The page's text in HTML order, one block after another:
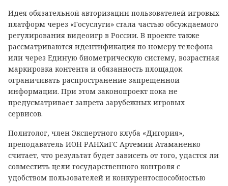
Идея обязательной авторизации пользователей игровых
платформ через «Госуслуги» стала частью обсуждаемого
регулирования видеоигр в России. В проекте также
рассматриваются идентификация по номеру телефона
или через Единую биометрическую систему, возрастная
маркировка контента и обязанность площадок
ограничивать распространение запрещенной
информации. При этом законопроект пока не
предусматривает запрета зарубежных игровых
сервисов.
Политолог, член Экспертного клуба «Дигория»,
преподаватель ИОН РАНХиГС Артемий Атаманенко
считает, что результат будет зависеть от того, удастся ли
совместить цели государственного контроля с
удобством пользователей и конкурентоспособностью